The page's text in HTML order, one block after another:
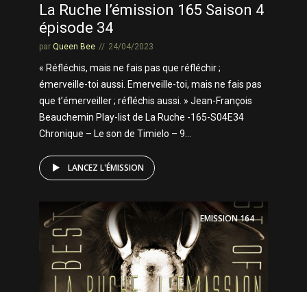
La Ruche l’émission 165 Saison 4
épisode 34
par Queen Bee 24/04/2023
« Réfléchis, mais ne fais pas que réfléchir ;
émerveille-toi aussi. Emerveille-toi, mais ne fais pas
que t’émerveiller ; réfléchis aussi. » Jean-François
Beauchemin Play-list de La Ruche -165-S04E34
Chronique – Le son de Timielo – 9...
LANCEZ L'ÉMISSION
EMISSION164